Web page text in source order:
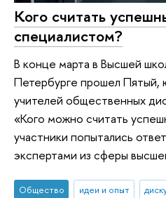
Кого считать
специалистом?
В конце марта в Высшей
Петербурге прошел Пятый,
учителей общественных
«Кого можно считать
участники попытались
экспертами из сферы
Общество идеи и опыт